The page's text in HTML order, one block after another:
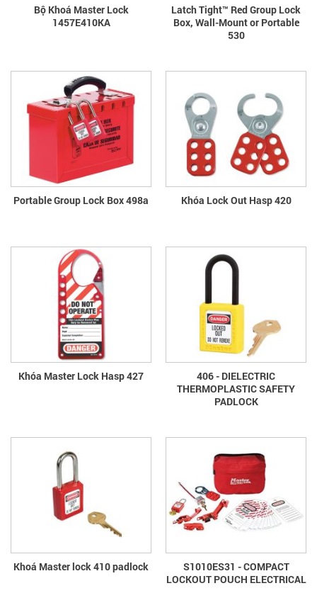
Bộ Khoá Master Lock
1457E410KA
Latch Tight™ Red Group Lock
Box, Wall-Mount or Portable
530
Portable Group Lock Box 498a Khóa Lock Out Hasp 420
Khóa Master Lock Hasp 427
406 - DIELECTRIC
THERMOPLASTIC SAFETY
PADLOCK
Khoá Master lock 410 padlock
S1010ES31 - COMPACT
LOCKOUT POUCH ELECTRICAL